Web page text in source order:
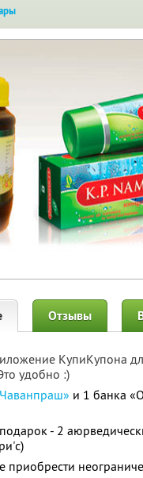
Отзывы
КупиКупона
удобно :)
и 1 банка
- 2
приобрести